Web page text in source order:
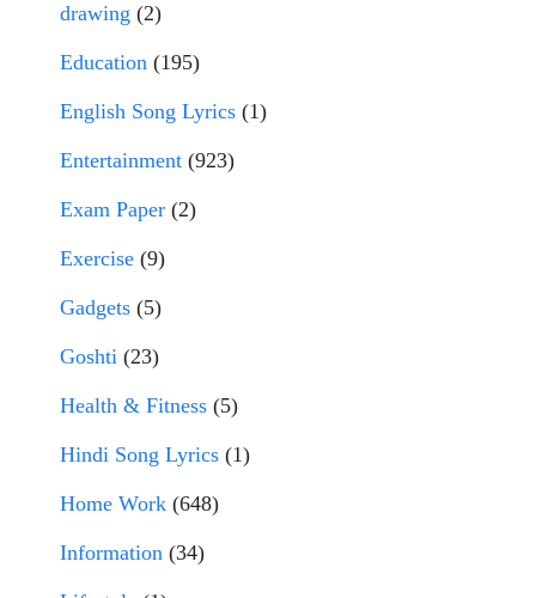
drawing (2)
Education (195)
English Song Lyrics (1)
Entertainment (923)
Exam Paper (2)
Exercise (9)
Gadgets (5)
Goshti (23)
Health & Fitness (5)
Hindi Song Lyrics (1)
Home Work (648)
Information (34)